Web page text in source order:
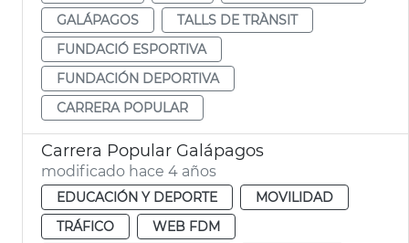
GALÁPAGOS
TALLS DE TRÀNSIT
FUNDACIÓ ESPORTIVA
FUNDACIÓN DEPORTIVA
CARRERA POPULAR
Carrera Popular Galápagos
modificado hace 4 años
EDUCACIÓN Y DEPORTE
MOVILIDAD
TRÁFICO
WEB FDM